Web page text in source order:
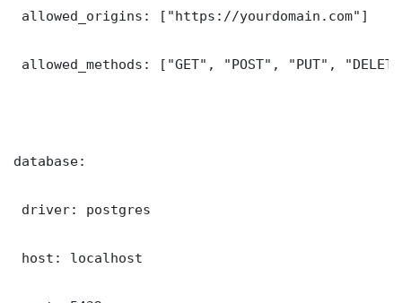
allowed_origins: ["https://yourdomain.com"]
allowed_methods: ["GET", "POST", "PUT",
database:
driver: postgres
host: localhost